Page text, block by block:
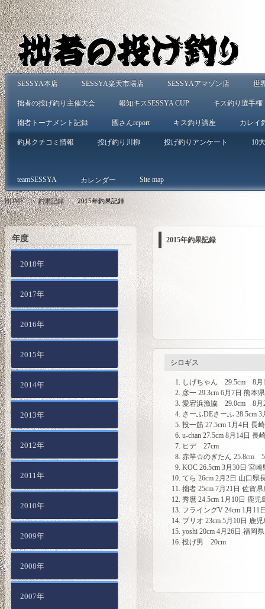
SESSYA本店 SESSYA楽天市場店 SESSYAアマゾン店 世
拙者の投げ釣り主催大会 報知キスSESSYA CUP キス釣り選手権
拙者トーナメント記録 國さんreport キス釣り講座 カレイ
釣具クチコミ情報 投げ釣り川柳 投げ釣りアンケート 10
teamSESSYA カレンダー Site map
HOME > 釣果記録 > 2015年釣果記録
2015年釣果記録
シロギス
しげちゃん 29.5cm 8
彦一 29.3cm 6月7日 熊本
愛宕浜漁協 29.0cm 8
さーふDEさーふ 28.5cm
投一筋 27.5cm 1月4日 長
u-chan 27.5cm 8月14日 長
ヒデ 27cm
赤竿☆のぎたん 25.8cm
KOC 26.5cm 3月30日 宮
てら 26cm 2月2日 山口県
拙者 25cm 7月21日 佐賀
秀麿 24.5cm 1月10日 鹿
フライングV 24cm 1月11
ブリオ 23cm 5月10日 鹿
yoshi 20cm 4月26日 福岡
投げ男 20cm
年度
2018年
2017年
2016年
2015年
2014年
2013年
2012年
2011年
2010年
2009年
2008年
2007年